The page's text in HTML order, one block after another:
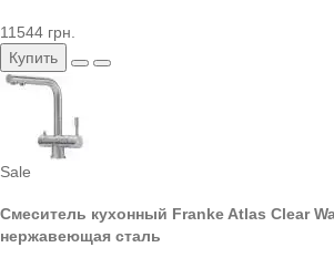
11544 грн.
Купить
Sale
Смеситель кухонный Franke Atlas Clear
нержавеющая сталь